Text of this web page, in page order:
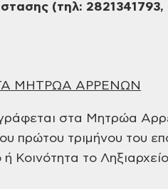
(τηλ:
ΜΗΤΡΩΑ ΑΡΡΕΝΩΝ
στα Μητρώα
πρώτου τριμήνου του
Κοινότητα το